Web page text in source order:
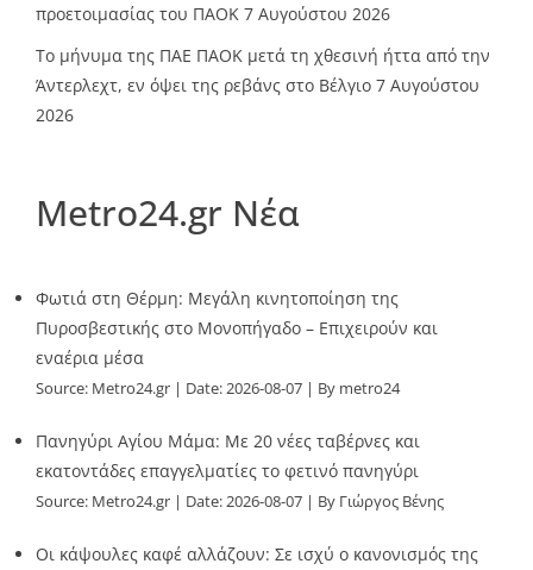
προετοιμασίας του ΠΑΟΚ 7 Αυγούστου 2026
Το μήνυμα της ΠΑΕ ΠΑΟΚ μετά τη χθεσινή ήττα από την
Άντερλεχτ, εν όψει της ρεβάνς στο Βέλγιο 7 Αυγούστου
2026
Metro24.gr Νέα
Φωτιά στη Θέρμη: Μεγάλη κινητοποίηση της
Πυροσβεστικής στο Μονοπήγαδο – Επιχειρούν και
εναέρια μέσα
Source: Metro24.gr Date: 2026-08-07 By metro24
Πανηγύρι Αγίου Μάμα: Με 20 νέες ταβέρνες και
εκατοντάδες επαγγελματίες το φετινό πανηγύρι
Source: Metro24.gr Date: 2026-08-07 By Γιώργος Βένης
Οι κάψουλες καφέ αλλάζουν: Σε ισχύ ο κανονισμός της